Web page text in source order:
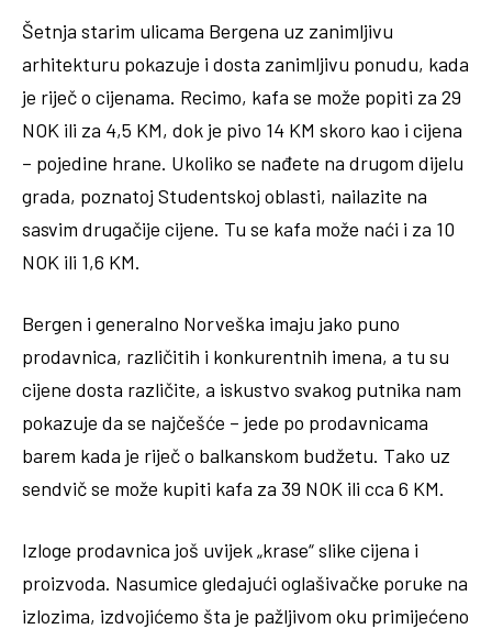
Šetnja starim ulicama Bergena uz zanimljivu
arhitekturu pokazuje i dosta zanimljivu ponudu, kada
je riječ o cijenama. Recimo, kafa se može popiti za 29
NOK ili za 4,5 KM, dok je pivo 14 KM skoro kao i cijena
– pojedine hrane. Ukoliko se nađete na drugom dijelu
grada, poznatoj Studentskoj oblasti, nailazite na
sasvim drugačije cijene. Tu se kafa može naći i za 10
NOK ili 1,6 KM.
Bergen i generalno Norveška imaju jako puno
prodavnica, različitih i konkurentnih imena, a tu su
cijene dosta različite, a iskustvo svakog putnika nam
pokazuje da se najčešće – jede po prodavnicama
barem kada je riječ o balkanskom budžetu. Tako uz
sendvič se može kupiti kafa za 39 NOK ili cca 6 KM.
Izloge prodavnica još uvijek „krase“ slike cijena i
proizvoda. Nasumice gledajući oglašivačke poruke na
izlozima, izdvojićemo šta je pažljivom oku primijećeno